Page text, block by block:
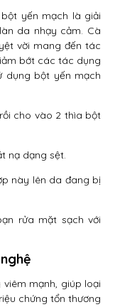
yến mạch là giải
da nhạy cảm. Cà
vời mang đến tác
bớt các tác dụng
dụng bột yến mạch
cho vào 2 thìa bột
nạ dạng sệt.
này lên da đang bị
rửa mặt sạch với
mạnh, giúp loại
chứng tổn thương